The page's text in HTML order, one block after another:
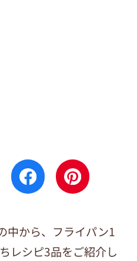
中から、フライパン1
レシピ3品をご紹介し